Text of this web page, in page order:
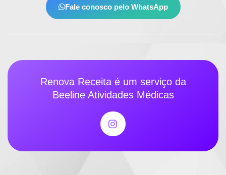
Fale conosco pelo WhatsApp
Renova Receita é um serviço da
Beeline Atividades Médicas